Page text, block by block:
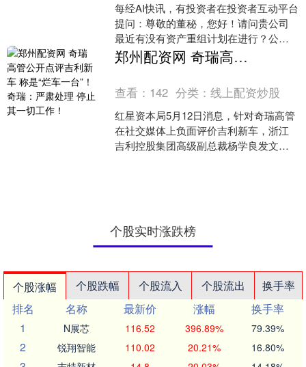
每经AI快讯，有投资者在投资者互动平台
提问：尊敬的董秘，您好！请问贵公司
最近有没有资产重组计划在进行？公司
效益前景如何？ 锐捷网络
（301165.SZ）5月23....
郑州配资网 奇瑞高管公开点评吉利新车 称是“烂车一台”！奇瑞：严肃处理 停止其一切工作！
查看： 142 分类：线上配资炒股
红星资本局5月12日消息，针对奇瑞高管
在社交媒体上负面评价吉利新车，浙江
吉利控股集团高级副总裁杨学良发文回
个股实时涨跌榜
个股涨幅 个股跌幅 个股流入 个股流出
换手率
排名
名称 最新价 涨幅
换手率
1
N展芯 116.52 396.89% 79.39%
2 锐翔智能 110.02 20.21% 16.80%